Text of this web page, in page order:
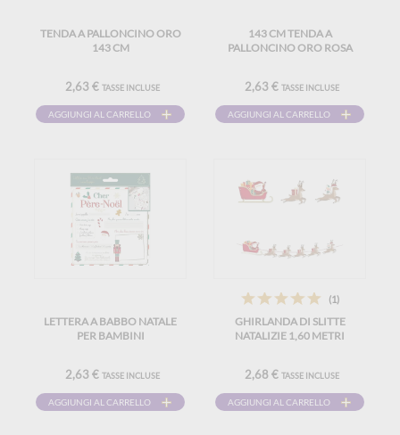
TENDA A PALLONCINO ORO
143 CM
2,63 € TASSE INCLUSE
AGGIUNGI AL CARRELLO
143 CM TENDA A
PALLONCINO ORO ROSA
2,63 € TASSE INCLUSE
AGGIUNGI AL CARRELLO
LETTERA A BABBO NATALE
PER BAMBINI
2,63 € TASSE INCLUSE
AGGIUNGI AL CARRELLO
(1)
GHIRLANDA DI SLITTE
NATALIZIE 1,60 METRI
2,68 € TASSE INCLUSE
AGGIUNGI AL CARRELLO